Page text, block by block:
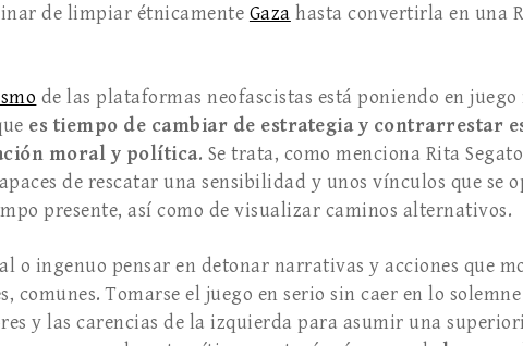
de limpiar étnicamente Gaza hasta convertir­la en una
de las plataformas neo­fascistas está poniendo en
es tiempo de cambiar de es­trategia y contrarrestar
moral y política. Se trata, como menciona Rita
de rescatar una sensibilidad y unos víncu­los que se
presente, así como de visualizar caminos al­ternativos.
o ingenuo pensar en deto­nar narrativas y acciones que
comunes. Tomarse el juego en serio sin caer en lo
y las carencias de la izquierda para asumir una